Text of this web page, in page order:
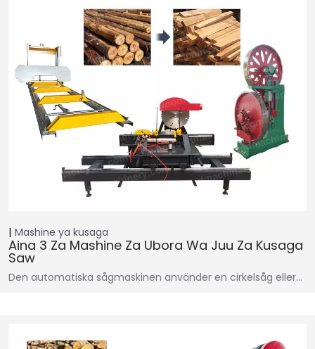
Mashine ya kusaga
Aina 3 Za Mashine Za Ubora Wa Juu Za Kusaga
Saw
Den automatiska sågmaskinen använder en cirkelsåg eller…